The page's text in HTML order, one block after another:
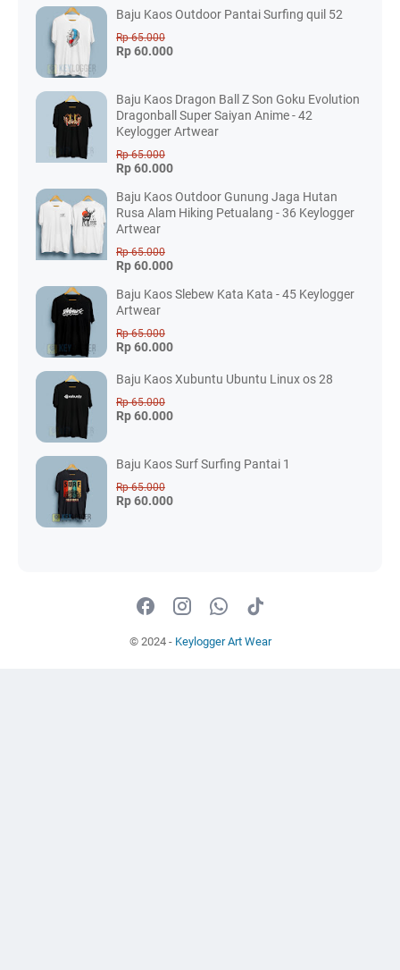
Baju Kaos Outdoor Pantai Surfing quil 52
Rp 65.000
Rp 60.000
Baju Kaos Dragon Ball Z Son Goku Evolution
Dragonball Super Saiyan Anime - 42
Keylogger Artwear
Rp 65.000
Rp 60.000
Baju Kaos Outdoor Gunung Jaga Hutan
Rusa Alam Hiking Petualang - 36 Keylogger
Artwear
Rp 65.000
Rp 60.000
Baju Kaos Slebew Kata Kata - 45 Keylogger
Artwear
Rp 65.000
Rp 60.000
Baju Kaos Xubuntu Ubuntu Linux os 28
Rp 65.000
Rp 60.000
Baju Kaos Surf Surfing Pantai 1
Rp 65.000
Rp 60.000
© 2024 - Keylogger Art Wear